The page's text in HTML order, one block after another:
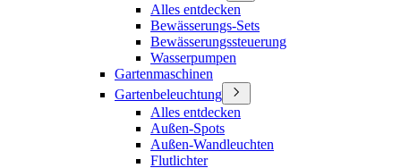
Alles entdecken
Bewässerungs-Sets
Bewässerungssteuerung
Wasserpumpen
Gartenmaschinen
Gartenbeleuchtung
Alles entdecken
Außen-Spots
Außen-Wandleuchten
Flutlichter